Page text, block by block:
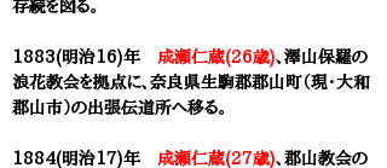
存続を図る。
1883(明治16)年 成瀬仁蔵(26歳)、 澤山保羅の
浪花教会を拠点に、奈良県生駒郡郡山町（現・大和
郡山市）の出張伝道所へ移る。
1884(明治17)年 成瀬仁蔵(27歳)、郡山教会の